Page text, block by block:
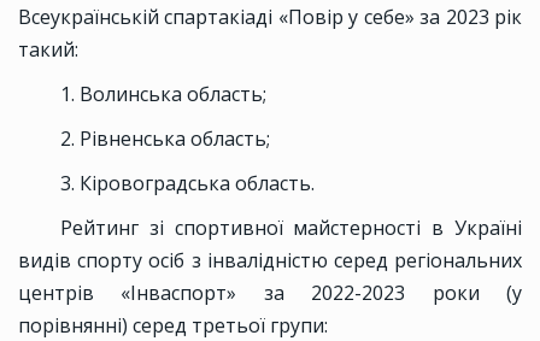
Всеукраїнській спартакіаді «Повір у себе» за 2023 рік
такий:
1. Волинська область;
2. Рівненська область;
3. Кіровоградська область.
Рейтинг зі спортивної майстерності в Україні
видів спорту осіб з інвалідністю серед регіональних
центрів «Інваспорт» за 2022-2023 роки (у
порівнянні) серед третьої групи: